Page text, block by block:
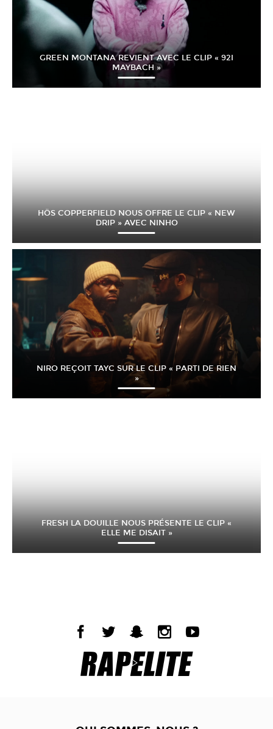
GREEN MONTANA REVIENT AVEC LE CLIP « 92I
MAYBACH »
HÖS COPPERFIELD NOUS OFFRE LE CLIP « NEW
DRIP » AVEC NINHO
NIRO REÇOIT TAYC SUR LE CLIP « PARTI DE RIEN
»
FRESH LA DOUILLE NOUS PRÉSENTE LE CLIP «
ELLE ME DISAIT »